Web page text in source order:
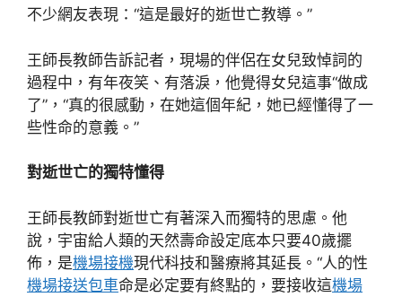
不少網友表現：“這是最好的逝世亡教導。”
王師長教師告訴記者，現場的伴侶在女兒致悼詞的
過程中，有年夜笑、有落淚，他覺得女兒這事“做成
了”，“真的很感動，在她這個年紀，她已經懂得了一
些性命的意義。”
對逝世亡的獨特懂得
王師長教師對逝世亡有著深入而獨特的思慮。他
說，宇宙給人類的天然壽命設定底本只要40歲擺
佈，是機場接機現代科技和醫療將其延長。“人的性
機場接送包車命是必定要有終點的，要接收這機場